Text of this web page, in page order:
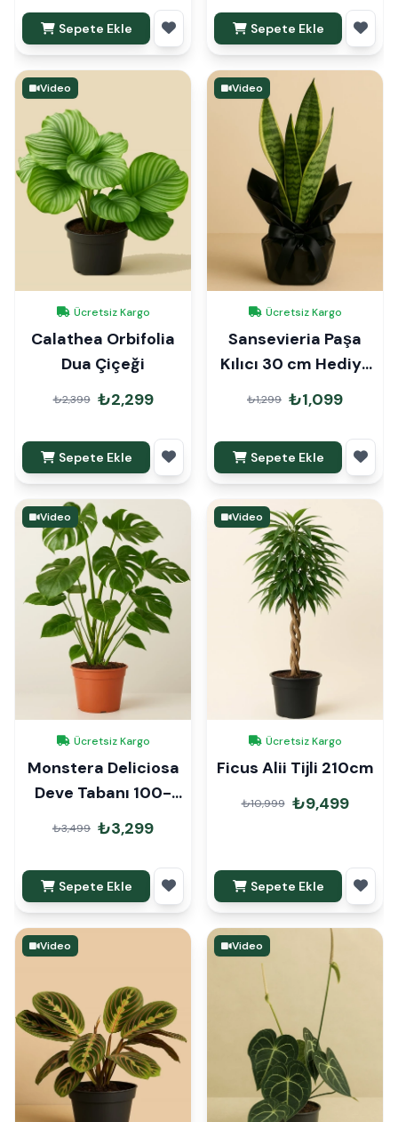
Sepete Ekle Sepete Ekle
Video
Ücretsiz Kargo
Calathea Orbifolia
Dua Çiçeği
₺2,399 ₺2,299
Sepete Ekle
Video
Ücretsiz Kargo
Sansevieria Paşa
Kılıcı 30 cm Hediye
Paketli
₺1,299 ₺1,099
Sepete Ekle
Video
Ücretsiz Kargo
Monstera Deliciosa
Deve Tabanı 100-
120cm
₺3,499 ₺3,299
Sepete Ekle
Video
Ücretsiz Kargo
Ficus Alii Tijli 210cm
₺10,999 ₺9,499
Sepete Ekle
Video Video